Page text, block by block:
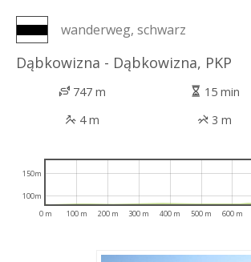
wanderweg, schwarz
Dąbkowizna - Dąbkowizna, PKP
747 m
15 min
4 m
3 m
0 m 100 m 200 m 300 m 400 m 500 m 600 m
100m
150m